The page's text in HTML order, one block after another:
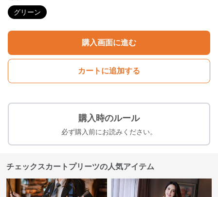
グリーン
購入画面に進む
カートに追加する
購入時のルール
必ず購入前にお読みください。
チェックスカートプリーツの人気アイテム